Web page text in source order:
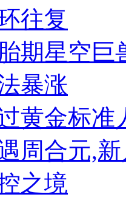
往复
期星空巨
暴涨
黄金标准
周合元,
之境